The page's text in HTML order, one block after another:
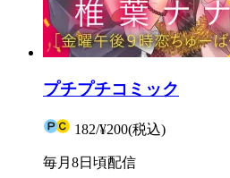
プチプチコミック
182/¥200(税込)
毎月8日頃配信